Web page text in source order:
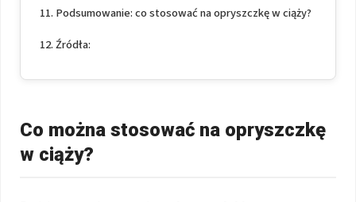
Podsumowanie: co stosować na opryszczkę w ciąży?
Źródła:
Co można stosować na opryszczkę
w ciąży?